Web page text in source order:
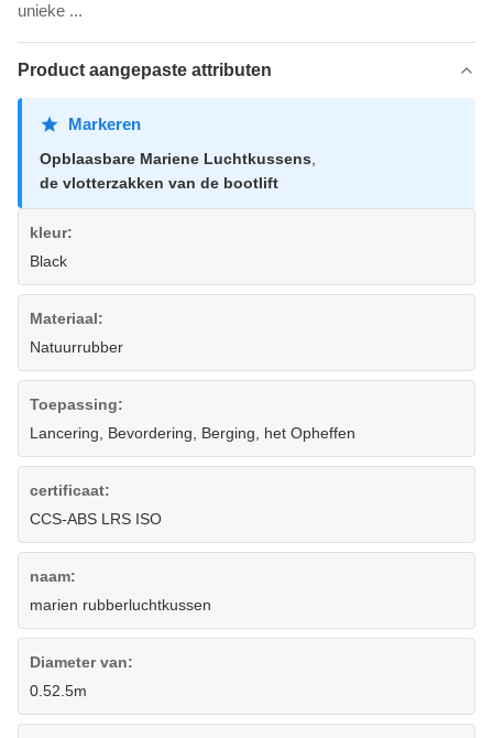
unieke ...
Product aangepaste attributen
Markeren
Opblaasbare Mariene Luchtkussens
de vlotterzakken van de bootlift
kleur:
Black
Materiaal:
Natuurrubber
Toepassing:
Lancering, Bevordering, Berging, het Opheffen
certificaat:
CCS-ABS LRS ISO
naam:
marien rubberluchtkussen
Diameter van:
0.52.5m